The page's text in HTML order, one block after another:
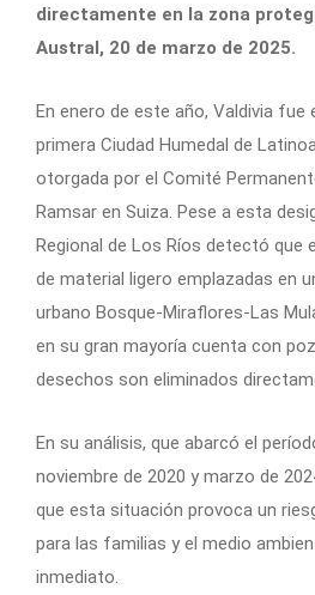
directamente en la zona
Austral, 20 de marzo de 2025.
En enero de este año, Valdivia fue
primera Ciudad Humedal de
otorgada por el Comité
Ramsar en Suiza. Pese a esta
Regional de Los Ríos detectó que
de material ligero emplazadas en
urbano Bosque-Miraflores-Las
en su gran mayoría cuenta con
desechos son eliminados
En su análisis, que abarcó el
noviembre de 2020 y marzo de
que esta situación provoca un
para las familias y el medio
inmediato.